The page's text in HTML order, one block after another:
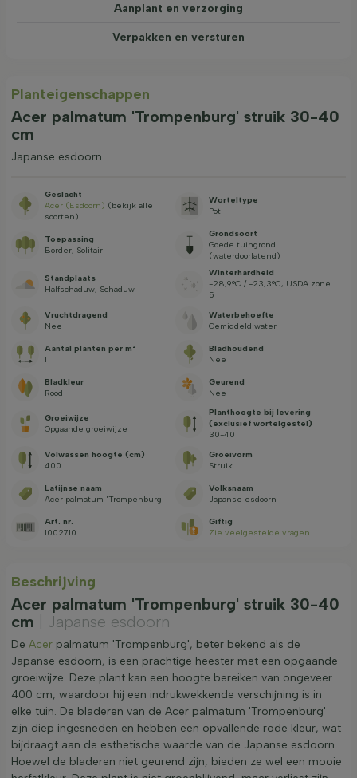
Aanplant en verzorging
Verpakken en versturen
Planteigenschappen
Acer palmatum 'Trompenburg' struik 30-40
cm
Japanse esdoorn
Geslacht
Acer (Esdoorn) (bekijk alle
soorten)
Worteltype
Pot
Toepassing
Border, Solitair
Grondsoort
Goede tuingrond
(waterdoorlatend)
Standplaats
Halfschaduw, Schaduw
Winterhardheid
-28,9°C / -23,3°C, USDA zone
5
Vruchtdragend
Nee
Waterbehoefte
Gemiddeld water
Aantal planten per m²
1
Bladhoudend
Nee
Bladkleur
Rood
Geurend
Nee
Groeiwijze
Opgaande groeiwijze
Planthoogte bij levering
(exclusief wortelgestel)
30-40
Volwassen hoogte (cm)
400
Groeivorm
Struik
Latijnse naam
Acer palmatum 'Trompenburg'
Volksnaam
Japanse esdoorn
Art. nr.
1002710
Giftig
Zie veelgestelde vragen
Beschrijving
Acer palmatum 'Trompenburg' struik 30-40
cm
| Japanse esdoorn
De Acer palmatum 'Trompenburg', beter bekend als de
Japanse esdoorn, is een prachtige heester met een opgaande
groeiwijze. Deze plant kan een hoogte bereiken van ongeveer
400 cm, waardoor hij een indrukwekkende verschijning is in
elke tuin. De bladeren van de Acer palmatum 'Trompenburg'
zijn diep ingesneden en hebben een opvallende rode kleur, wat
bijdraagt aan de esthetische waarde van de Japanse esdoorn.
Hoewel de bladeren niet geurend zijn, bieden ze wel een mooie